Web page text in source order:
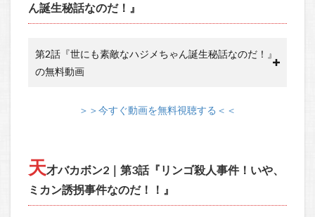
ん誕生秘話なのだ！』
第2話『世にも素敵なハジメちゃん誕生秘話なのだ！』
の無料動画
＞＞今すぐ動画を無料視聴する＜＜
天才バカボン2｜第3話『リンゴ殺人事件！いや、
ミカン誘拐事件なのだ！！』